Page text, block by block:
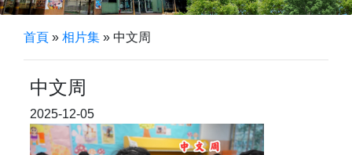
首頁 » 相片集 » 中文周
中文周
2025-12-05